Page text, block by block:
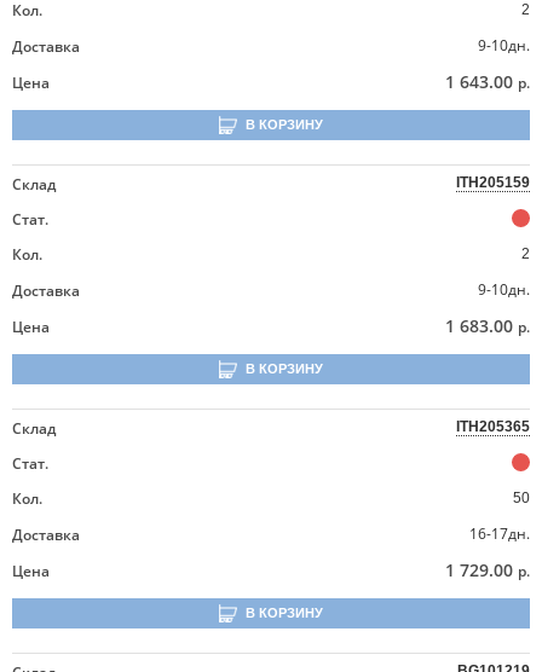
Кол.
2
Доставка
9-10дн.
Цена
1 643.00 р.
В КОРЗИНУ
Склад ITH205159
Стат.
Кол.
2
Доставка
9-10дн.
Цена
1 683.00 р.
В КОРЗИНУ
Склад ITH205365
Стат.
Кол.
50
Доставка
16-17дн.
Цена
1 729.00 р.
В КОРЗИНУ